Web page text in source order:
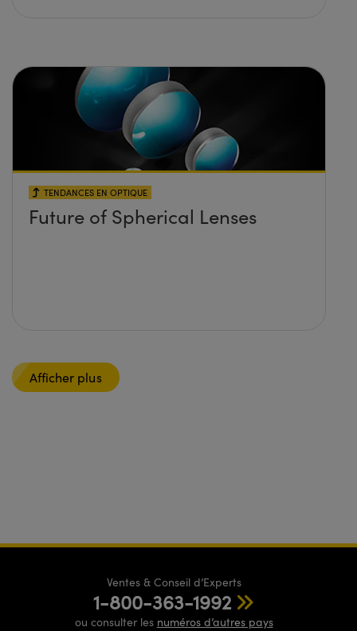
TENDANCES EN OPTIQUE
Future of Spherical Lenses
Afficher plus
Ventes & Conseil d’Experts
1-800-363-1992
ou consulter les numéros d’autres pays